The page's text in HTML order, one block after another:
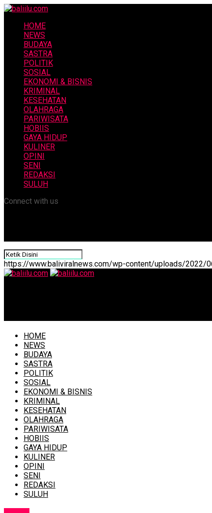
HOME
NEWS
BUDAYA
SASTRA
POLITIK
SOSIAL
EKONOMI & BISNIS
KRIMINAL
KESEHATAN
OLAHRAGA
PARIWISATA
HOBIIS
GAYA HIDUP
KULINER
OPINI
SENI
REDAKSI
SULUH
Connect with us
https://www.baliviralnews.com/wp-content/uploads/2022/
HOME
NEWS
BUDAYA
SASTRA
POLITIK
SOSIAL
EKONOMI & BISNIS
KRIMINAL
KESEHATAN
OLAHRAGA
PARIWISATA
HOBIIS
GAYA HIDUP
KULINER
OPINI
SENI
REDAKSI
SULUH